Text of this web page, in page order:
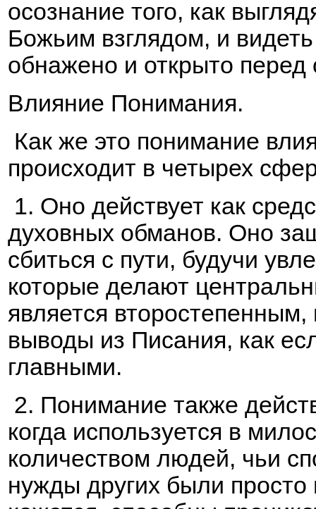
осознание того, как
Божьим взглядом, и
обнажено и открыто
Влияние Понимания.
Как же это понимание
происходит в четырех
1. Оно действует как
духовных обманов. Оно
сбиться с пути, будучи
которые делают
является
выводы из Писания, как
главными.
2. Понимание также
когда используется в
количеством людей, чьи
нужды других были